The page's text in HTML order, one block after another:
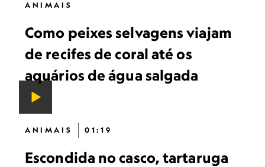
ANIMAIS
Como peixes selvagens viajam
de recifes de coral até os
aquários de água salgada
ANIMAIS 01:19
Escondida no casco, tartaruga